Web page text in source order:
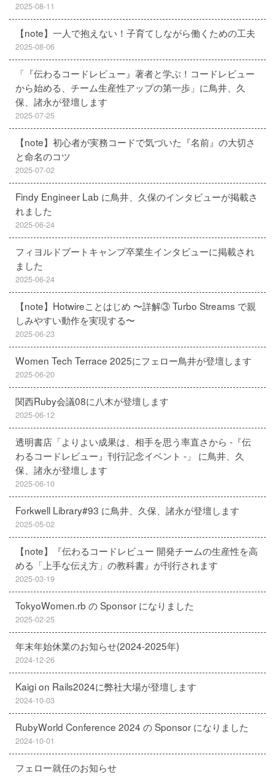
2025-08-11
【note】一人で抱えない！子育てしながら働くための工夫
2025-08-06
「『伝わるコードレビュー』著者と学ぶ！コードレビュー
から始める、チーム生産性アップの第一歩」に鳥井、久
保、諸永が登壇します
2025-07-25
【note】初心者が実務コードで気づいた『名前』の大切さ
と命名のコツ
2025-07-02
Findy Engineer Lab に鳥井、久保のインタビューが掲載さ
れました
2025-06-24
フィヨルドブートキャンプ卒業生インタビューに掲載され
ました
2025-06-24
【note】Hotwireことはじめ 〜詳解③ Turbo Streams で親
しみやすい動作を実現する〜
2025-06-23
Women Tech Terrace 2025にフェロー鳥井が登壇します
2025-06-20
関西Ruby会議08に八木が登壇します
2025-06-12
透明書店「よりよい成果は、相手を思う率直さから -『伝
わるコードレビュー』刊行記念イベント -」 に鳥井、久
保、諸永が登壇します
2025-06-10
Forkwell Library#93 に鳥井、久保、諸永が登壇します
2025-05-02
【note】『伝わるコードレビュー 開発チームの生産性を高
める「上手な伝え方」の教科書』が刊行されます
2025-03-19
TokyoWomen.rb の Sponsor になりました
2025-02-25
年末年始休業のお知らせ(2024-2025年)
2024-12-26
Kaigi on Rails2024に弊社大場が登壇します
2024-10-03
RubyWorld Conference 2024 の Sponsor になりました
2024-10-01
フェロー就任のお知らせ